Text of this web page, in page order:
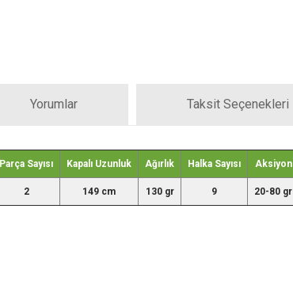
Yorumlar Taksit Seçenekleri
Parça Sayısı Kapalı Uzunluk Ağırlık Halka Sayısı Aksiyon
2 149 cm 130 gr 9 20-80 gr